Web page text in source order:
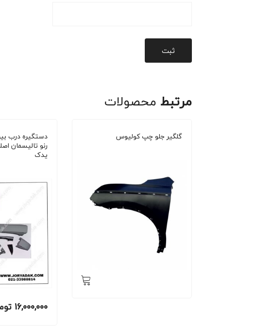
مرتبط محصولات
دستگیره درب
رنو تالیسمان
یدک
16,000,000
گلگیر جلو چپ کولیوس